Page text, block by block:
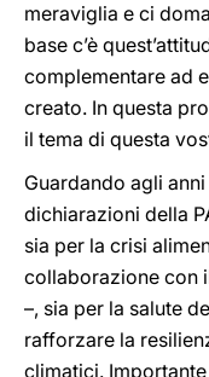
meraviglia e ci
base c’è
complementare ad
creato. In questa
il tema di questa
Guardando agli
dichiarazioni della
sia per la crisi
collaborazione con
–, sia per la salute
rafforzare la
climatici.